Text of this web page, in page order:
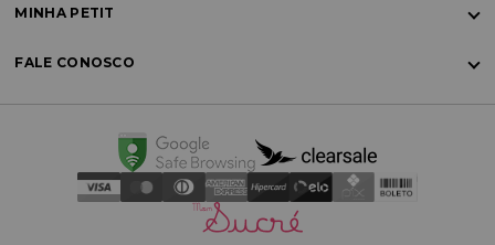
MINHA PETIT
FALE CONOSCO